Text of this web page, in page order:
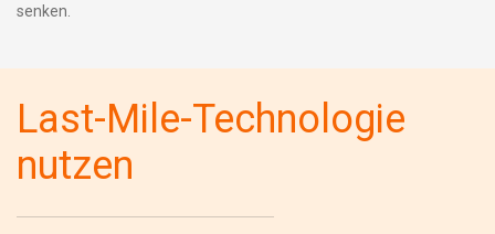
senken.
Last-Mile-Technologie
nutzen